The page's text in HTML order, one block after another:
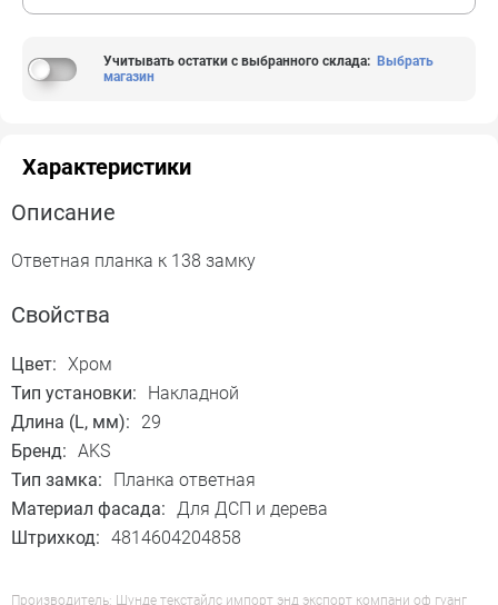
Учитывать остатки с выбранного склада: Выбрать
магазин
Характеристики
Описание
Ответная планка к 138 замку
Свойства
Цвет: Хром
Тип установки:
Накладной
Длина (L, мм):
29
Бренд: AKS
Тип замка:
Планка ответная
Материал фасада: Для ДСП и дерева
Штрихкод: 4814604204858
Производитель: Шунде текстайлс импорт энд экспорт компани оф гуанг